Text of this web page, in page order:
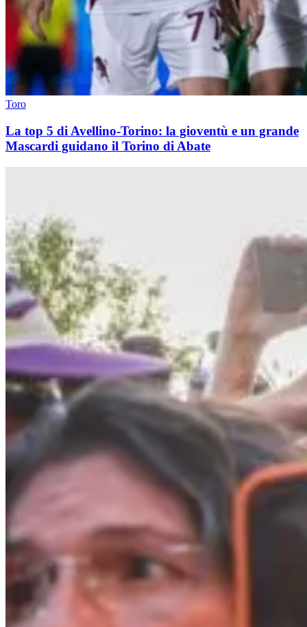
Toro
La top 5 di Avellino-Torino: la gioventù e un grande
Mascardi guidano il Torino di Abate